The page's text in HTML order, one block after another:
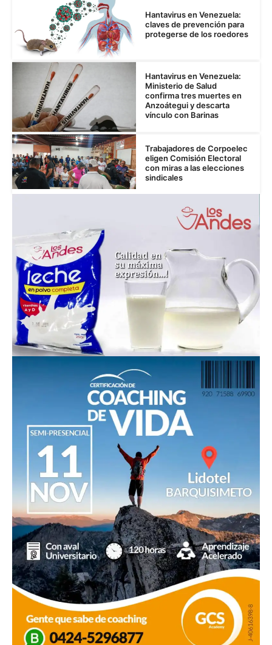
Hantavirus en Venezuela:
claves de prevención para
protegerse de los roedores
Hantavirus en Venezuela:
Ministerio de Salud
confirma tres muertes en
Anzoátegui y descarta
vínculo con Barinas
Trabajadores de Corpoelec
eligen Comisión Electoral
con miras a las elecciones
sindicales